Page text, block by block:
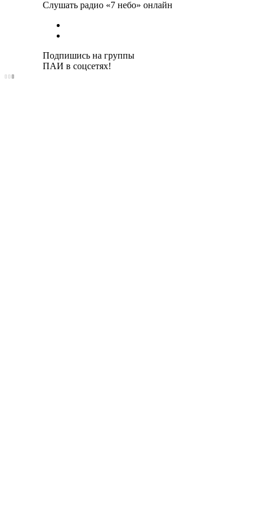
Слушать радио «7 небо» онлайн
Подпишись на группы
ПАИ в соцсетях!